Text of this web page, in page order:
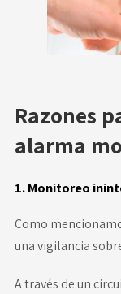
Razones
alarma
1. Monitoreo
Como
una vigilancia
A través de un